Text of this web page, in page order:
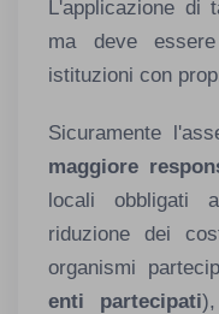
L'applicazione di
ma deve
istituzioni con
Sicuramente
maggiore
locali obbligati
riduzione dei
organismi
enti partecipati